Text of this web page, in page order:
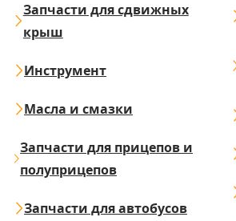
Запчасти для сдвижных
крыш
Инструмент
Масла и смазки
Запчасти для прицепов и
полуприцепов
Запчасти для автобусов